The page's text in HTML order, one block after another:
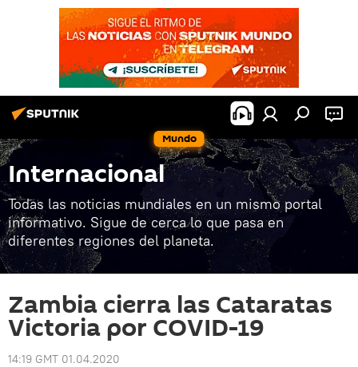
Mundo
Internacional
Todas las noticias mundiales en un mismo portal
informativo. Sigue de cerca lo que pasa en
diferentes regiones del planeta.
Zambia cierra las Cataratas
Victoria por COVID-19
14:19 GMT 01.04.2020